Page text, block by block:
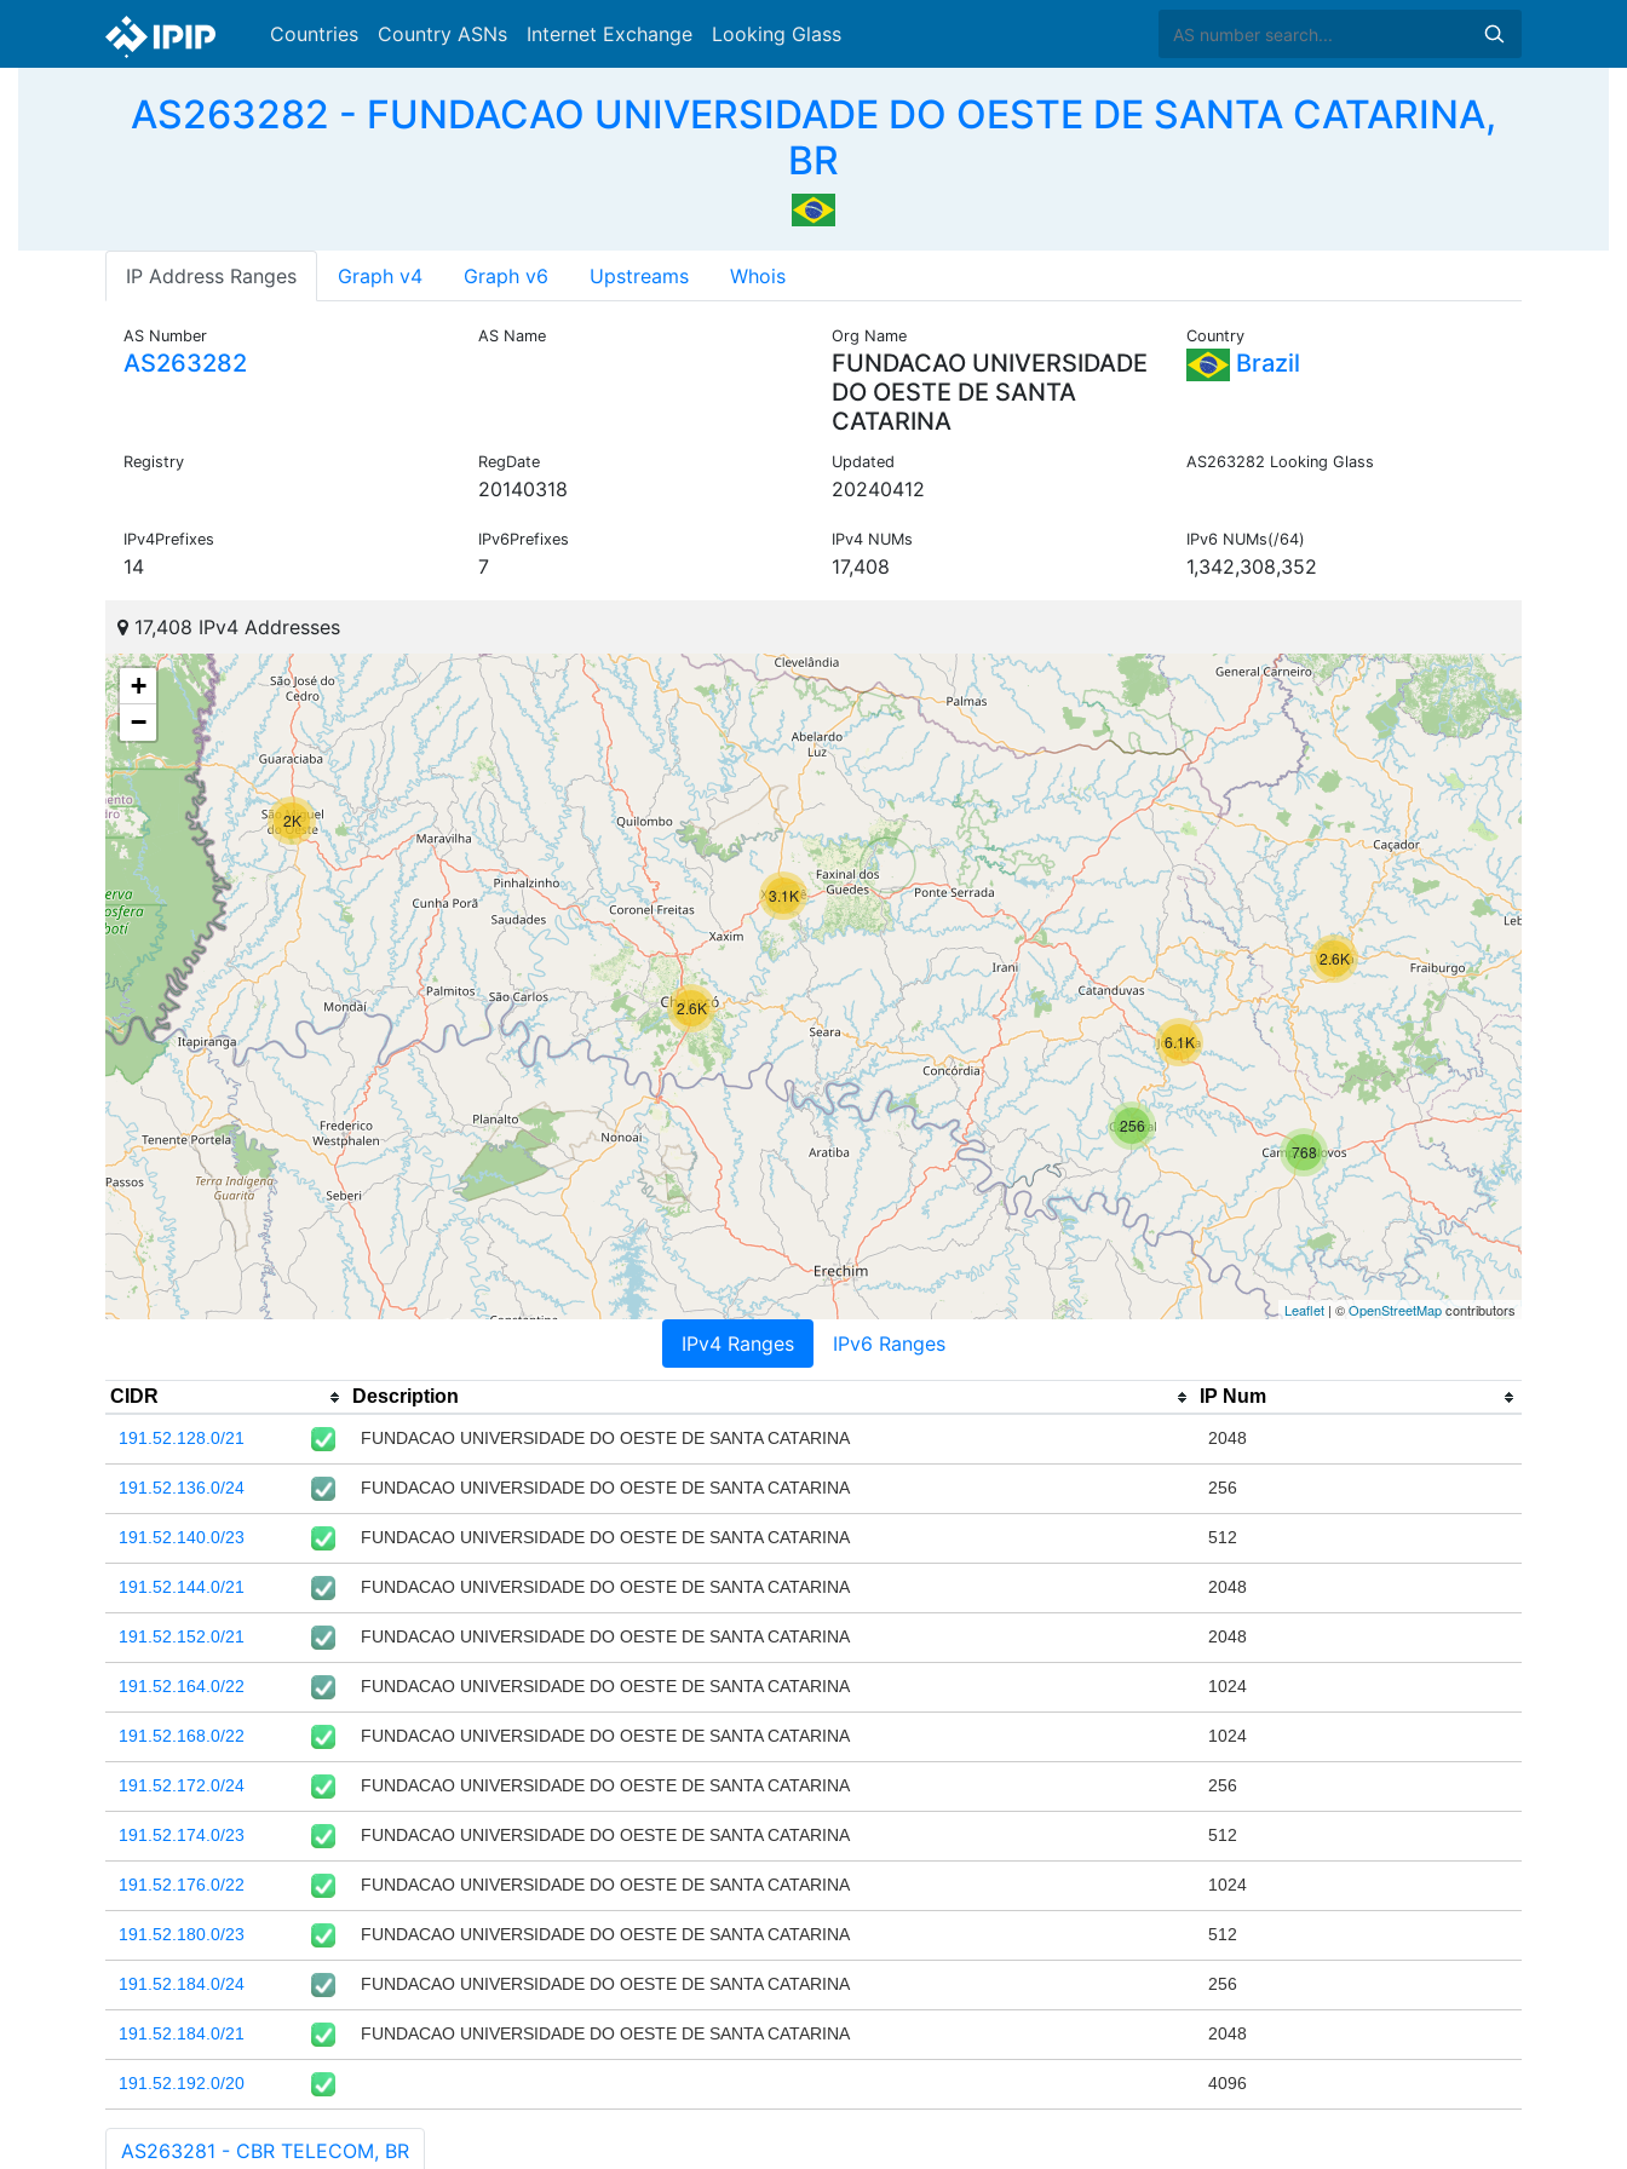
Countries Country ASNs Internet Exchange Looking Glass
AS263282 - FUNDACAO UNIVERSIDADE DO OESTE DE SANTA CATARINA,
BR
IP Address Ranges Graph v4 Graph v6 Upstreams Whois
AS Number
AS263282
AS Name Org Name
FUNDACAO UNIVERSIDADE
DO OESTE DE SANTA
CATARINA
Country
Brazil
Registry RegDate
20140318
Updated
20240412
AS263282 Looking Glass
IPv4Prefixes
14
IPv6Prefixes
7
IPv4 NUMs
17,408
IPv6 NUMs(/64)
1,342,308,352
17,408 IPv4 Addresses
2K
768
2.6K
6.1K
256
3.1K
2.6K
+
−
Leaflet | ©OpenStreetMapcontributors
IPv4 Ranges IPv6 Ranges
CIDR Description IP Num
191.52.128.0/21 FUNDACAO UNIVERSIDADE DO OESTE DE SANTA CATARINA 2048
191.52.136.0/24 FUNDACAO UNIVERSIDADE DO OESTE DE SANTA CATARINA 256
191.52.140.0/23 FUNDACAO UNIVERSIDADE DO OESTE DE SANTA CATARINA 512
191.52.144.0/21 FUNDACAO UNIVERSIDADE DO OESTE DE SANTA CATARINA 2048
191.52.152.0/21 FUNDACAO UNIVERSIDADE DO OESTE DE SANTA CATARINA 2048
191.52.164.0/22 FUNDACAO UNIVERSIDADE DO OESTE DE SANTA CATARINA 1024
191.52.168.0/22 FUNDACAO UNIVERSIDADE DO OESTE DE SANTA CATARINA 1024
191.52.172.0/24 FUNDACAO UNIVERSIDADE DO OESTE DE SANTA CATARINA 256
191.52.174.0/23 FUNDACAO UNIVERSIDADE DO OESTE DE SANTA CATARINA 512
191.52.176.0/22 FUNDACAO UNIVERSIDADE DO OESTE DE SANTA CATARINA 1024
191.52.180.0/23 FUNDACAO UNIVERSIDADE DO OESTE DE SANTA CATARINA 512
191.52.184.0/24 FUNDACAO UNIVERSIDADE DO OESTE DE SANTA CATARINA 256
191.52.184.0/21 FUNDACAO UNIVERSIDADE DO OESTE DE SANTA CATARINA 2048
191.52.192.0/20 4096
AS263281 - CBR TELECOM, BR